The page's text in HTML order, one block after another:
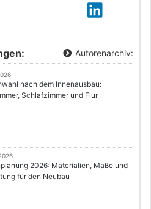
Autorenarchiv:
nach dem Innenausbau:
Schlafzimmer und Flur
2026: Materialien, Maße und
für den Neubau